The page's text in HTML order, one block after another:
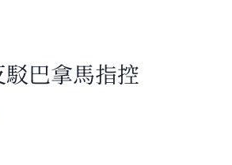
巴拿馬指控